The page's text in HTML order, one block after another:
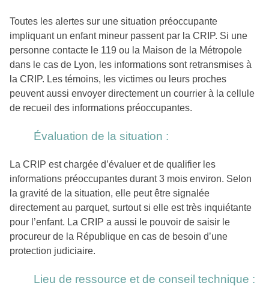
Toutes les alertes sur une situation préoccupante
impliquant un enfant mineur passent par la CRIP. Si une
personne contacte le 119 ou la Maison de la Métropole
dans le cas de Lyon, les informations sont retransmises à
la CRIP. Les témoins, les victimes ou leurs proches
peuvent aussi envoyer directement un courrier à la cellule
de recueil des informations préoccupantes.
Évaluation de la situation :
La CRIP est chargée d’évaluer et de qualifier les
informations préoccupantes durant 3 mois environ. Selon
la gravité de la situation, elle peut être signalée
directement au parquet, surtout si elle est très inquiétante
pour l’enfant. La CRIP a aussi le pouvoir de saisir le
procureur de la République en cas de besoin d’une
protection judiciaire.
Lieu de ressource et de conseil technique :